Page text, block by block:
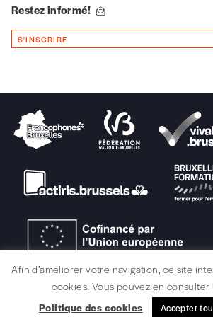
Vous renseignez vos
Vous versez le montant de
compteIBAN BE34 0010
confirmation et la mention
: Vous pouvez choisir de
financièrement à tout moment,
avoir reçu plusieurs numéros. Ce
n’est pas indispensable. Il marque
volonté de soutenir nos activités.
NOS
Restez informé!
S'INSCRIRE
MENTIONS LÉGALES / CRÉDITS
Afin d’améliorer votre navigation, ce site
cookies. Vous pouvez en consulter
Politique des cookies
Accepter